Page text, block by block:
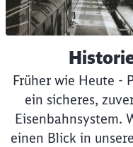
Früher wie Heute -
ein sicheres,
Eisenbahnsystem.
einen Blick in